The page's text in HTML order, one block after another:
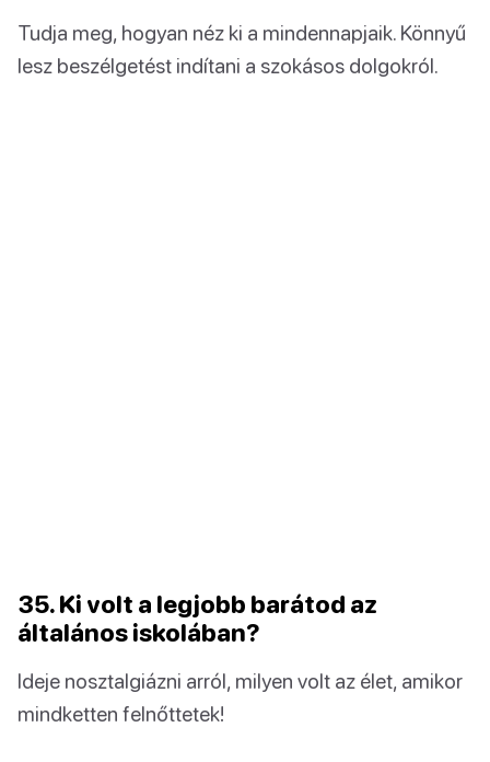
Tudja meg, hogyan néz ki a mindennapjaik. Könnyű
lesz beszélgetést indítani a szokásos dolgokról.
35. Ki volt a legjobb barátod az
általános iskolában?
Ideje nosztalgiázni arról, milyen volt az élet, amikor
mindketten felnőttetek!